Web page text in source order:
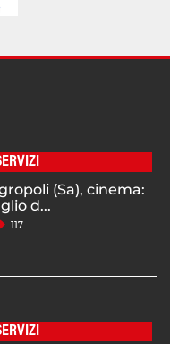
(Sa), cinema:
d...
117